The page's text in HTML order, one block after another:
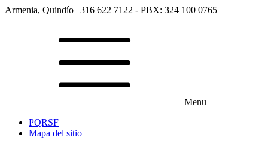
Armenia, Quindío | 316 622 7122 - PBX: 324 100 0765
Menu
PQRSF
Mapa del sitio